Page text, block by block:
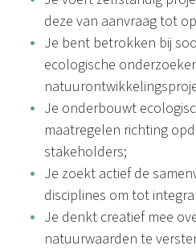
deze van aanvraag tot
Je bent betrokken bij
ecologische
Je onderbouwt
maatregelen richting
stakeholders;
Je zoekt actief de
disciplines om tot
Je denkt creatief mee
natuurwaarden te